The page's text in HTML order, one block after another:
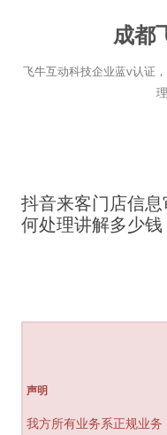
成都
飞牛互动科技企业蓝v认证
抖音来客门店信
何处理讲解多少钱
声明
我方所有业务系正规业